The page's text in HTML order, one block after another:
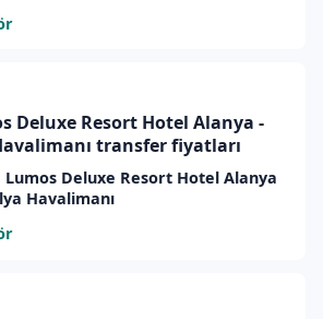
Deluxe Resort Hotel Alanya -
transfer fiyatları
Lumos Deluxe Resort Hotel Alanya
Havalimanı